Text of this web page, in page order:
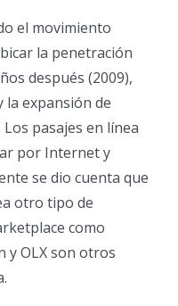
el movimiento
la penetración
después (2009),
la expansión de
pasajes en línea
por Internet y
se dio cuenta que
otro tipo de
como
y OLX son otros